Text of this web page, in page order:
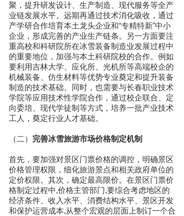
聚，提升研发设计、生产制造、现代服务等全产
业链发展水平。远期再通过技术消化吸收，通过
产学研合作培育本土龙头企业和“专精特新”中小
企业，形成完善的产业生产链条。另一方面要注
重高校和科研院所在冰雪装备制造业发展过程中
的重要地位，加强与本土科研院校的合作。例如
要利用吉林大学、应化所、光机所等高端校企的
机械装备、仿生材料等优势专业奠定和提升装备
制造的技术基础。同时，也需要与长春职业技术
学院等应用技术性学院合作，通过校企联合、定
向委培、现代学徒制等方式，培养一批产业技术
工人，奠定行业人才基础。
（二） 完善冰雪旅游市场价格制定机制
首先，要加强对景区门票价格的调控，明确景区
价格管理权限，细化旅游景点和相关政府单位的
定价权限。其次，确定最高限价。在景区门票价
格制定过程中,价格主管部门,要综合考虑地区的
经济条件、收入水平、消费结构水平、景区开发
和保护运营成本,从整个宏观的层面上制订一个合